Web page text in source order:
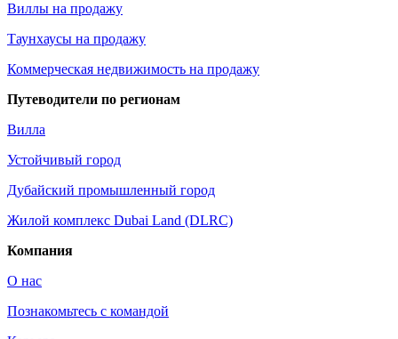
Виллы на продажу
Таунхаусы на продажу
Коммерческая недвижимость на продажу
Путеводители по регионам
Вилла
Устойчивый город
Дубайский промышленный город
Жилой комплекс Dubai Land (DLRC)
Компания
О нас
Познакомьтесь с командой